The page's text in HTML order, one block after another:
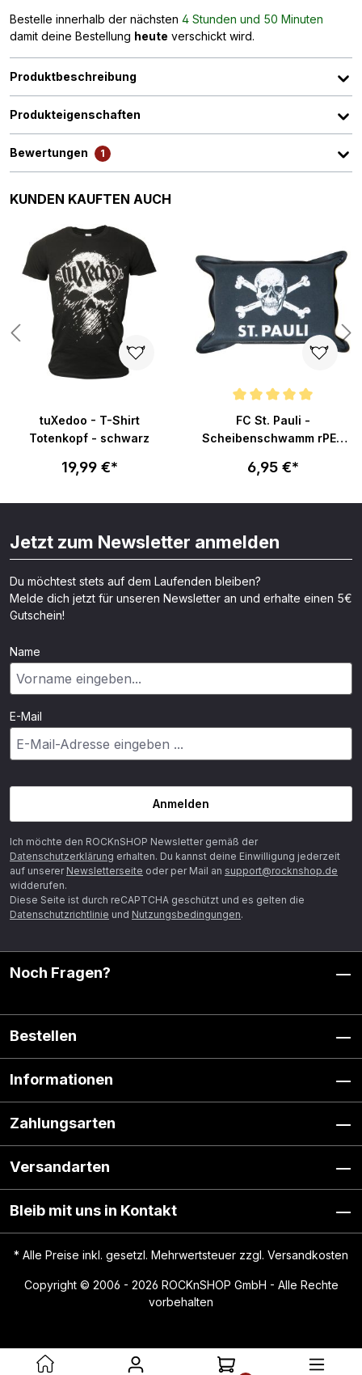
Bestelle innerhalb der nächsten 4 Stunden und 50 Minuten
damit deine Bestellung heute verschickt wird.
Produktbeschreibung
Produkteigenschaften
Bewertungen 1
Produktgalerie überspringen
KUNDEN KAUFTEN AUCH
tuXedoo - T-Shirt
Totenkopf - schwarz
19,99 €*
Durchschnittliche Bewertung
FC St. Pauli -
Scheibenschwamm rPET
6,95 €*
Jetzt zum Newsletter anmelden
Du möchtest stets auf dem Laufenden bleiben?
Melde dich jetzt für unseren Newsletter an und erhalte einen 5€
Gutschein!
Name
E-Mail
Anmelden
Ich möchte den ROCKnSHOP Newsletter gemäß der
Datenschutzerklärung erhalten. Du kannst deine Einwilligung jederzeit
auf unserer Newsletterseite oder per Mail an support@rocknshop.de
widderufen.
Diese Seite ist durch reCAPTCHA geschützt und es gelten die
Datenschutzrichtlinie und Nutzungsbedingungen.
Noch Fragen?
Bestellen
Informationen
Zahlungsarten
Versandarten
Bleib mit uns in Kontakt
* Alle Preise inkl. gesetzl. Mehrwertsteuer zzgl. Versandkosten
Copyright © 2006 - 2026 ROCKnSHOP GmbH - Alle Rechte
vorbehalten